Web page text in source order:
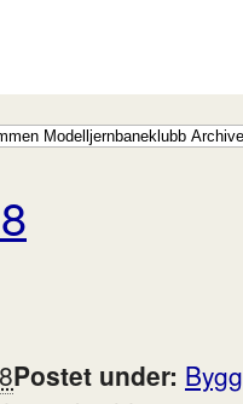
Postet under: